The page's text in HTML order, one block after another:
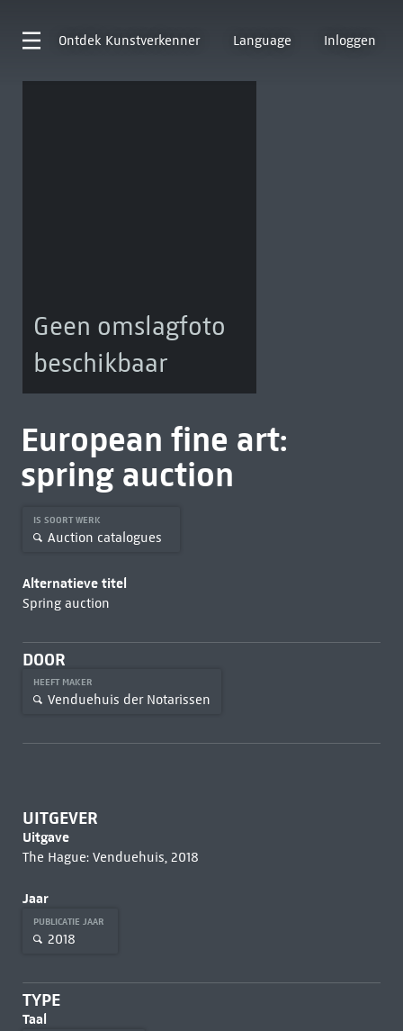
Ontdek Kunstverkenner Language Inloggen
Geen omslagfoto
beschikbaar
European fine art:
spring auction
IS SOORT WERK
Auction catalogues
Alternatieve titel
Spring auction
DOOR
HEEFT MAKER
Venduehuis der Notarissen
UITGEVER
Uitgave
The Hague: Venduehuis, 2018
Jaar
PUBLICATIE JAAR
2018
TYPE
Taal